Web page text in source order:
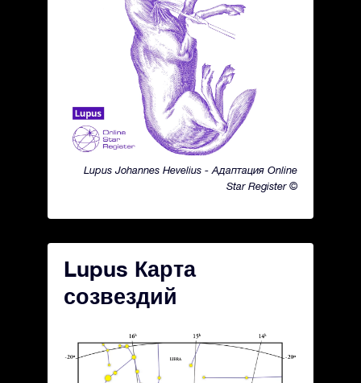
Lupus Johannes Hevelius - Адаптация Online
Star Register ©
Lupus Карта
созвездий